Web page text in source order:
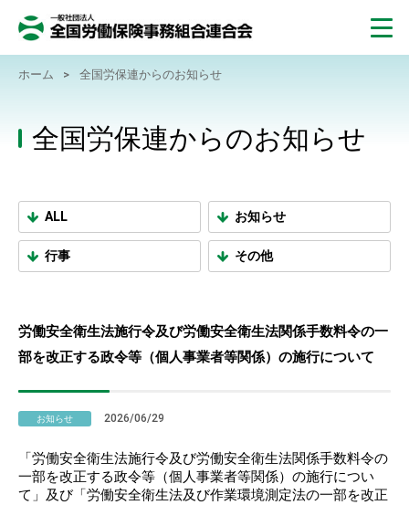
ホーム > 全国労保連からのお知らせ
全国労保連からのお知らせ
ALL お知らせ
行事 その他
労働安全衛生法施行令及び労働安全衛生法関係手数料令の一
部を改正する政令等（個人事業者等関係）の施行について
お知らせ 2026/06/29
「労働安全衛生法施行令及び労働安全衛生法関係手数料令の
一部を改正する政令等（個人事業者等関係）の施行につい
て」及び「労働安全衛生法及び作業環境測定法の一部を改正